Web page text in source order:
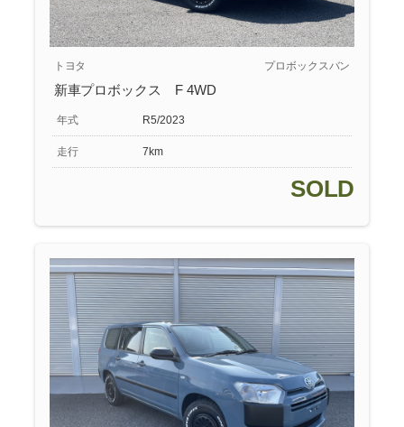
トヨタ プロボックスバン
新車プロボックス F 4WD
年式 R5/2023
走行 7km
SOLD